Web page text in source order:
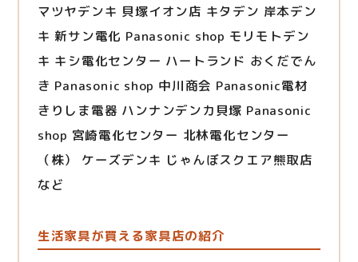
マツヤデンキ 貝塚イオン店 キタデン 岸本デン
キ 新サン電化 Panasonic shop モリモトデン
キ キシ電化センター ハートランド おくだでん
き Panasonic shop 中川商会 Panasonic電材
きりしま電器 ハンナンデンカ貝塚 Panasonic
shop 宮崎電化センター 北林電化センター
（株） ケーズデンキ じゃんぼスクエア熊取店
など
生活家具が買える家具店の紹介